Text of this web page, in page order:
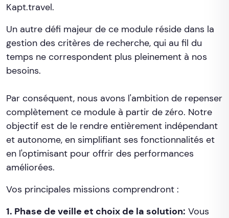
Kapt.travel.
Un autre défi majeur de ce module réside dans la
gestion des critères de recherche, qui au fil du
temps ne correspondent plus pleinement à nos
besoins.
Par conséquent, nous avons l'ambition de repenser
complètement ce module à partir de zéro. Notre
objectif est de le rendre entièrement indépendant
et autonome, en simplifiant ses fonctionnalités et
en l'optimisant pour offrir des performances
améliorées.
Vos principales missions comprendront :
1. Phase de veille et choix de la solution: Vous